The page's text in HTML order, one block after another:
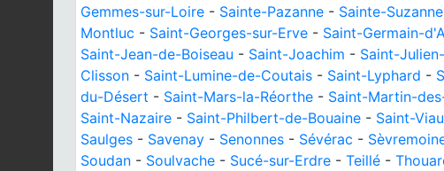
Gemmes-sur-Loire - Sainte-Pazanne - Sainte-
Montluc - Saint-Georges-sur-Erve - Saint-Germain-
Saint-Jean-de-Boiseau - Saint-Joachim - Saint-
Clisson - Saint-Lumine-de-Coutais - Saint-Lyphard -
du-Désert - Saint-Mars-la-Réorthe - Saint-Martin-
Saint-Nazaire - Saint-Philbert-de-Bouaine - Saint-
Saulges - Savenay - Senonnes - Sévérac -
Soudan - Soulvache - Sucé-sur-Erdre - Teillé -